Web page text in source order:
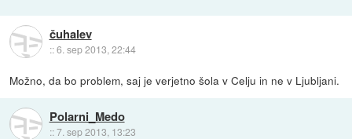
čuhalev
::6. sep 2013, 22:44
Možno, da bo problem, saj je verjetno šola v Celju in ne v Ljubljani.
Polarni_Medo
::7. sep 2013, 13:23